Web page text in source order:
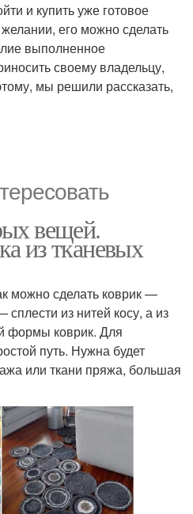
и купить уже готовое
его можно сделать
выполненное
своему владельцу,
мы решили рассказать,
вещей.
из тканевых
можно сделать коврик —
из нитей косу, а из
формы коврик. Для
путь. Нужна будет
или ткани пряжа, большая